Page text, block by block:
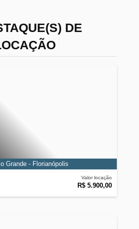
DE
Valor locação
R$ 5.900,00
Grande - Florianópolis